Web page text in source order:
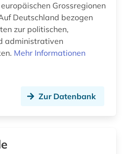
entwicklungsländer (1)
Pfalz (1)
Anhalt (2)
Grossregionen
Deutschland bezogen
zur politischen,
administrativen
Mehr Informationen
Zur Datenbank